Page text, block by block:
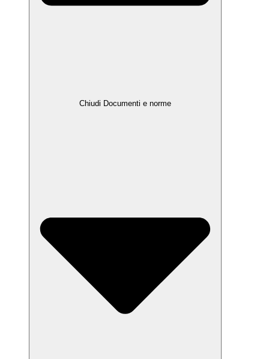
Chiudi Documenti e norme